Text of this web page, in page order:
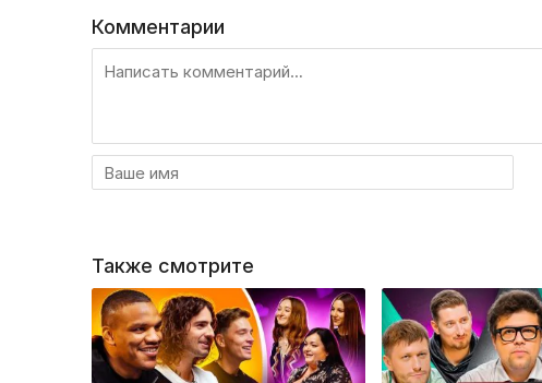
Комментарии
Также смотрите